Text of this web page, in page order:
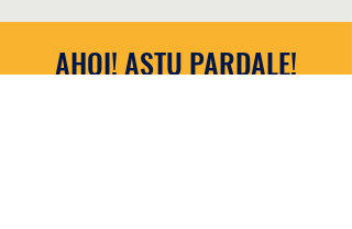
AHOI! ASTU PARDALE!